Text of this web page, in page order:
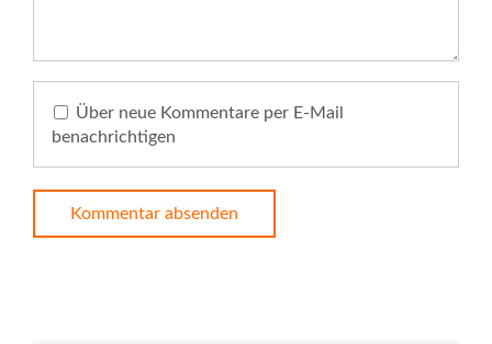
Über neue Kommentare per E-Mail
benachrichtigen
Kommentar absenden